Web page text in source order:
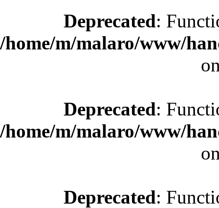
Deprecated:
/home/m/malaro/www/
Deprecated:
/home/m/malaro/www/
Deprecated: